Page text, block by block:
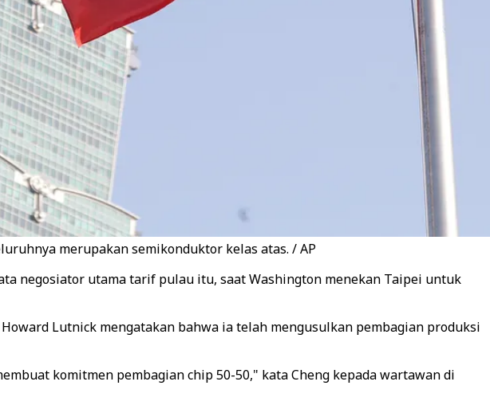
merupakan semikonduktor kelas atas. / AP
negosiator utama tarif pulau itu, saat Washington menekan Taipei untuk
Lutnick mengatakan bahwa ia telah mengusulkan pembagian produksi
komitmen pembagian chip 50-50," kata Cheng kepada wartawan di